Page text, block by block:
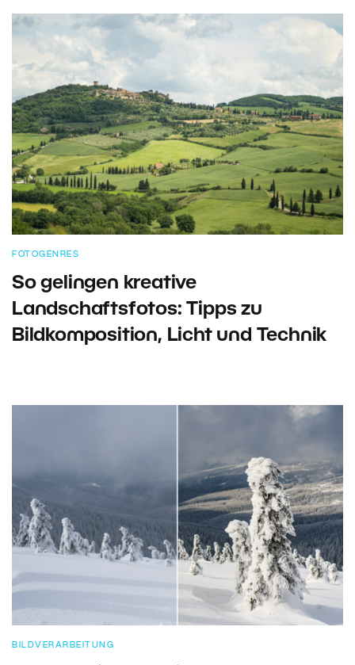
FOTOGENRES
So gelingen kreative
Landschaftsfotos: Tipps zu
Bildkomposition, Licht und Technik
BILDVERARBEITUNG